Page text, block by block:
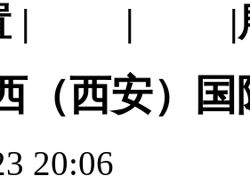
| | |
（西安）
20:06